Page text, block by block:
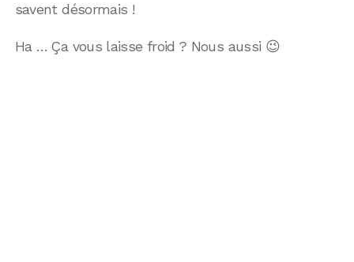
savent désormais !
Ha … Ça vous laisse froid ? Nous aussi 😉